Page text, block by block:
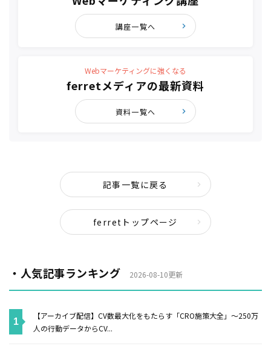
講座一覧へ
Webマーケティングに強くなる
ferretメディアの最新資料
資料一覧へ
記事一覧に戻る
ferretトップページ
・人気記事ランキング 2026-08-10更新
【アーカイブ配信】CV数最大化をもたらす「CRO施策大全」〜250万
人の行動データからCV...